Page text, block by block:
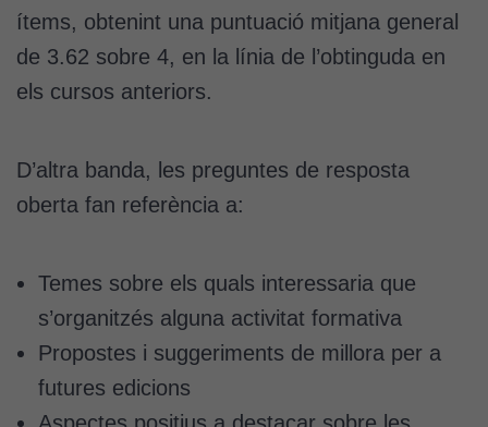
ítems, obtenint una puntuació mitjana general
de 3.62 sobre 4, en la línia de l’obtinguda en
els cursos anteriors.
D’altra banda, les preguntes de resposta
oberta fan referència a:
Temes sobre els quals interessaria que
s’organitzés alguna activitat formativa
Propostes i suggeriments de millora per a
futures edicions